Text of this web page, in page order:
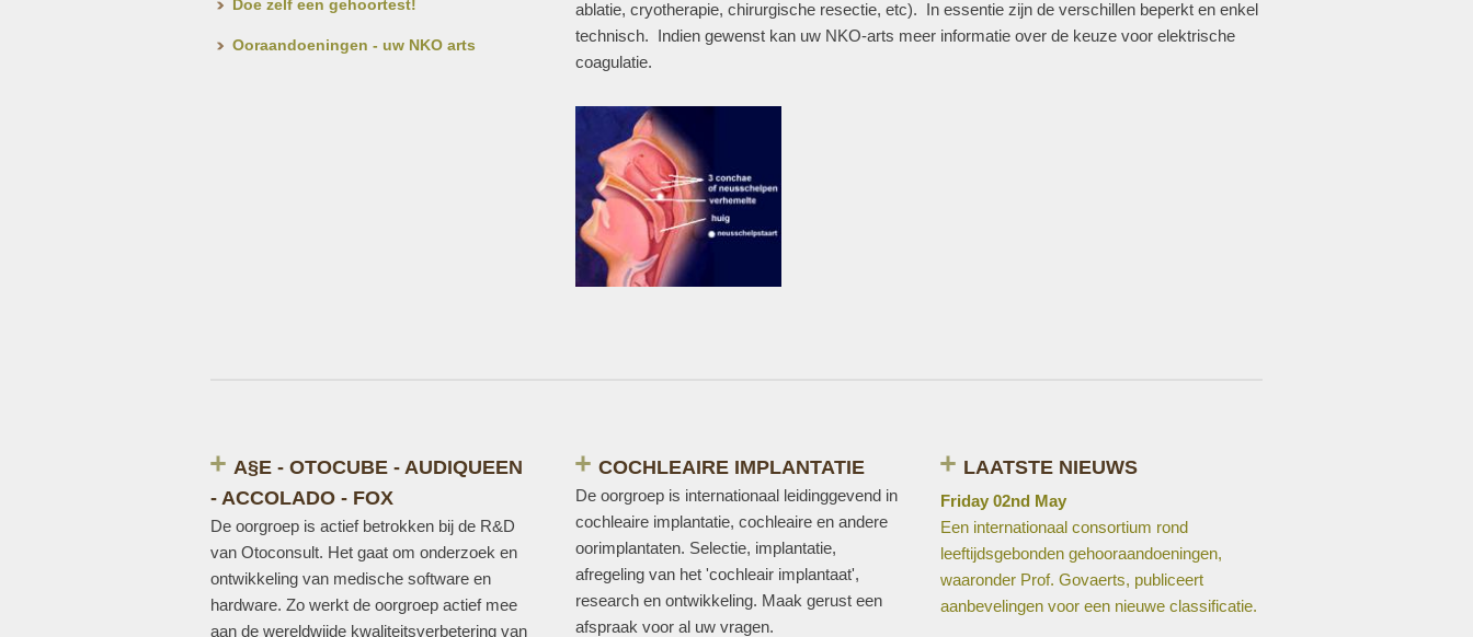
Doe zelf een gehoortest!
Ooraandoeningen - uw NKO arts
ablatie, cryotherapie, chirurgische resectie, etc). In essentie zijn de verschillen beperkt en enkel
technisch. Indien gewenst kan uw NKO-arts meer informatie over de keuze voor elektrische
coagulatie.
A§E - OTOCUBE - AUDIQUEEN
- ACCOLADO - FOX
De oorgroep is actief betrokken bij de R&D
van Otoconsult. Het gaat om onderzoek en
ontwikkeling van medische software en
hardware. Zo werkt de oorgroep actief mee
aan de wereldwijde kwaliteitsverbetering van
COCHLEAIRE IMPLANTATIE
De oorgroep is internationaal leidinggevend in
cochleaire implantatie, cochleaire en andere
oorimplantaten. Selectie, implantatie,
afregeling van het 'cochleair implantaat',
research en ontwikkeling. Maak gerust een
afspraak voor al uw vragen.
LAATSTE NIEUWS
Friday 02nd May
Een internationaal consortium rond
leeftijdsgebonden gehooraandoeningen,
waaronder Prof. Govaerts, publiceert
aanbevelingen voor een nieuwe classificatie.